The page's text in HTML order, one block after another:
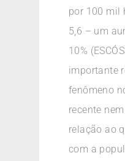
por 100 mil
5,6 – um
10%
importante
fenômeno
recente
relação ao
com a